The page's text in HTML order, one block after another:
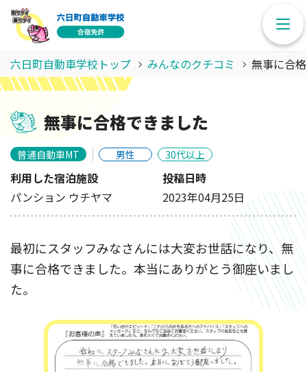
六日町自動車学校トップ みんなのクチコミ 無事に合
無事に合格できました
普通自動車MT 男性 30代以上
利用した宿泊施設
パンション ウチヤマ
投稿日時
2023年04月25日
最初にスタッフみなさんには大変お世話になり、無
事に合格できました。本当にありがとう御座いまし
た。